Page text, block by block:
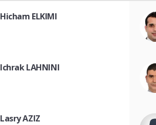
Hicham ELKIMI
Ichrak LAHNINI
Lasry AZIZ